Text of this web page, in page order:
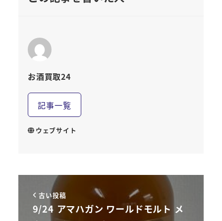
お酒買取24
記事一覧
ウェブサイト
古い投稿
9/24 アマハガン ワールドモルト メ